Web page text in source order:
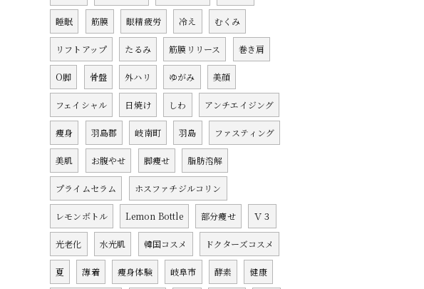
睡眠 筋膜 眼精疲労 冷え むくみ
リフトアップ たるみ 筋膜リリース 巻き肩
O脚 骨盤 外ハリ ゆがみ 美顔
フェイシャル 日焼け しわ アンチエイジング
痩身 羽島郡 岐南町 羽島 ファスティング
美肌 お腹やせ 脚痩せ 脂肪溶解
プライムセラム ホスファチジルコリン
レモンボトル Lemon Bottle 部分痩せ Ｖ３
光老化 水光肌 韓国コスメ ドクターズコスメ
夏 薄着 痩身体験 岐阜市 酵素 健康